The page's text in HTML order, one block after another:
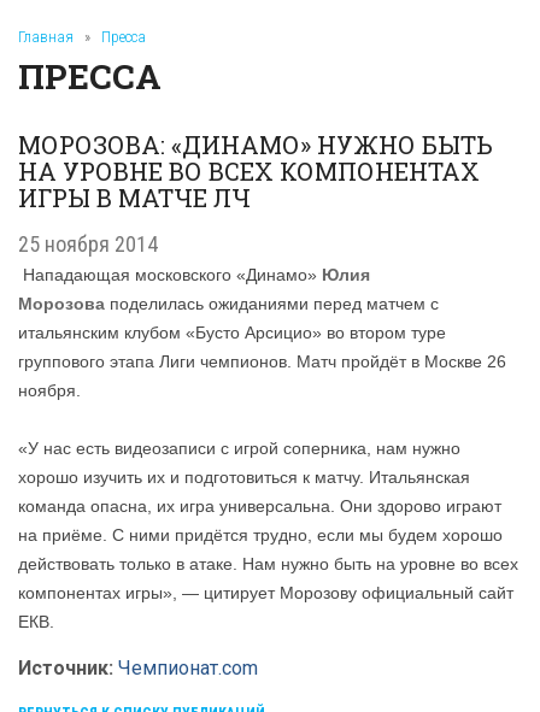
Главная » Пресса
ПРЕССА
МОРОЗОВА: «ДИНАМО» НУЖНО БЫТЬ
НА УРОВНЕ ВО ВСЕХ КОМПОНЕНТАХ
ИГРЫ В МАТЧЕ ЛЧ
25 ноября 2014
Нападающая московского «Динамо» Юлия
Морозова поделилась ожиданиями перед матчем с
итальянским клубом «Бусто Арсицио» во втором туре
группового этапа Лиги чемпионов. Матч пройдёт в Москве 26
ноября.
«У нас есть видеозаписи с игрой соперника, нам нужно
хорошо изучить их и подготовиться к матчу. Итальянская
команда опасна, их игра универсальна. Они здорово играют
на приёме. С ними придётся трудно, если мы будем хорошо
действовать только в атаке. Нам нужно быть на уровне во всех
компонентах игры», — цитирует Морозову официальный сайт
ЕКВ.
Источник: Чемпионат.com